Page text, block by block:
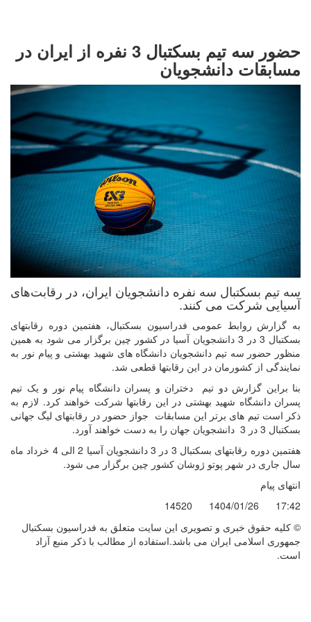
حضور سه تیم بسکتبال 3 نفره از ایران در
مسابقات دانشجویان
سه تیم بسکتبال سه نفره دانشجویان ایران، در رقابت‌های
آسیایی شرکت می کنند.
به گزارش روابط عمومی فدراسیون بسکتبال، هفتمین دوره رقابتهای
بسکتبال 3 در 3 دانشجویان آسیا در کشور چین برگزار می شود به همین
منظور حضور سه تیم دانشجویان دانشگاه های شهید بهشتی و پیام نور به
نمایندگی از کشورمان در این رقابتها قطعی شد.
بنا براین گزارش دو تیم دختران و پسران دانشگاه پیام نور و یک تیم
پسران دانشگاه شهید بهشتی در این رقابتها شرکت خواهند کرد. لازم به
ذکر است تیم های برتر این مسابقات جواز حضور در رقابتهای لیگ جهانی
بسکتبال 3 در 3 دانشجویان جهان را به دست خواهند آورد.
هفتمین دوره رقابتهای بسکتبال 3 در 3 دانشجویان آسیا 2 الی 4 خرداد ماه
سال جاری در شهر پوتو ژوشان کشور چین برگزار می شود.
انتهای پیام
17:42
1404/01/26
14520
© کليه حقوق خبری و تصويری اين سايت متعلق به فدراسیون بسکتبال
جمهوری اسلامی ایران می باشد.استفاده از مطالب با ذكر منبع آزاد
است.